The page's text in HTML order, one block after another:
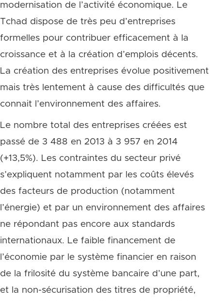
modernisation de l’activité économique. Le
Tchad dispose de très peu d’entreprises
formelles pour contribuer efficacement à la
croissance et à la création d’emplois décents.
La création des entreprises évolue positivement
mais très lentement à cause des difficultés que
connait l’environnement des affaires.
Le nombre total des entreprises créées est
passé de 3 488 en 2013 à 3 957 en 2014
(+13,5%). Les contraintes du secteur privé
s’expliquent notamment par les coûts élevés
des facteurs de production (notamment
l’énergie) et par un environnement des affaires
ne répondant pas encore aux standards
internationaux. Le faible financement de
l’économie par le système financier en raison
de la frilosité du système bancaire d’une part,
et la non-sécurisation des titres de propriété,